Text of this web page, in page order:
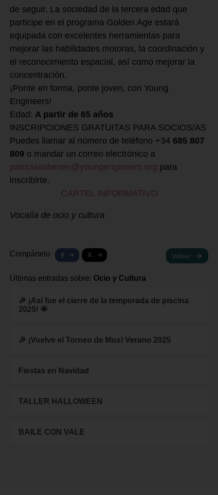
de seguir. La sociedad de la tercera edad que
participe en el programa Golden Age estará
equipada con excelentes herramientas para
mejorar las habilidades motoras, la coordinación y
el reconocimiento espacial, así como mejorar la
concentración.
¡Ponte en forma, ponte joven, con Young
Engineers!
Edad: A partir de 65 años
INSCRIPCIONES GRATUITAS PARA SOCIOS/AS
Puedes llamar al número de teléfono +34 685 807
809 o mandar un correo electrónico a
patriciasobenes@youngengineers.org para
inscribirte.
CARTEL INFORMATIVO
Vocalía de ocio y cultura
Compártelo Volver
Últimas entradas sobre: Ocio y Cultura
🎉 ¡Así fue el cierre de la temporada de piscina
2025! 🌟
🎉 ¡Vuelve el Torneo de Mus! Verano 2025
Fiestas en Navidad
TALLER HALLOWEEN
BAILE CON VALE